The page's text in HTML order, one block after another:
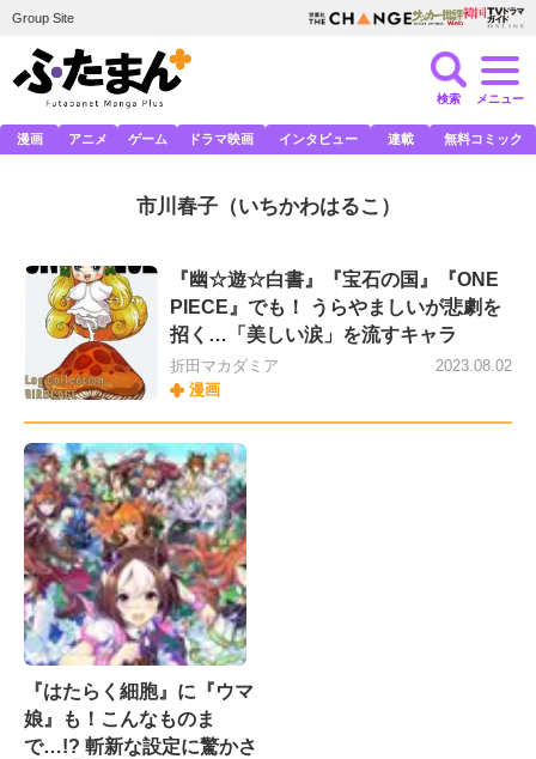
Group Site
検索 メニュー
漫画 アニメ ゲーム ドラマ映画 インタビュー 連載 無料コミック
市川春子（いちかわはるこ）
『幽☆遊☆白書』『宝石の国』『ONE
PIECE』でも！ うらやましいが悲劇を
招く…「美しい涙」を流すキャラ
折田マカダミア
漫画
2023.08.02
『はたらく細胞』に『ウマ
娘』も！こんなものま
で…!? 斬新な設定に驚かさ